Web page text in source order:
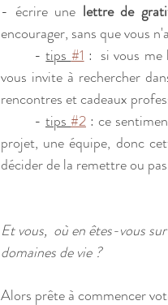
- écrire une lettre de
encourager, sans que vous
	-
tips #1 :  si vous me
vous invite à rechercher
rencontres et cadeaux
	-
tips #2 : ce
projet, une équipe, donc
décider de la remettre ou
Et vous,  où en êtes-vous
domaines de vie ?
Alors prête à commencer